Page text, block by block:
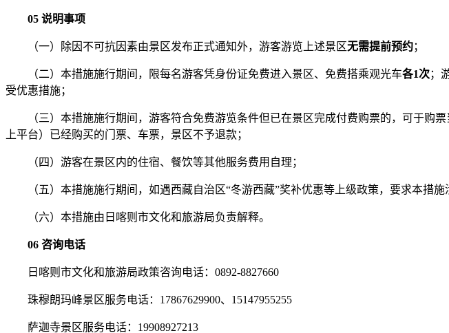
05 说明事项
（一）除因不可抗因素由景区发布正式通知外，游客游览上述景区无需提前预约；
（二）本措施施行期间，限每名游客凭身份证免费进入景区、免费搭乘观光车各1次；
受优惠措施；
（三）本措施施行期间，游客符合免费游览条件但已在景区完成付费购票的，可于购
上平台）已经购买的门票、车票，景区不予退款；
（四）游客在景区内的住宿、餐饮等其他服务费用自理；
（五）本措施施行期间，如遇西藏自治区“冬游西藏”奖补优惠等上级政策，要求本措施
（六）本措施由日喀则市文化和旅游局负责解释。
06 咨询电话
日喀则市文化和旅游局政策咨询电话：0892-8827660
珠穆朗玛峰景区服务电话：17867629900、15147955255
萨迦寺景区服务电话：19908927213